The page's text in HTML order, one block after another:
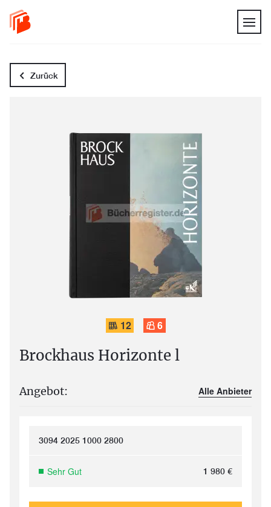
Zurück
12 6
Brockhaus Horizonte l
Angebot: Alle Anbieter
3094 2025 1000 2800
Sehr Gut 1 980 €